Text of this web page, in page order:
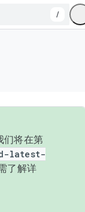
/
们将在第
latest-
了解详